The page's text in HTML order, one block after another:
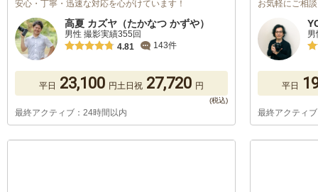
安心・丁寧・迅速な対応を心がけています！
高夏 カズヤ（たかなつ かずや）
男性 撮影実績355回
4.81
143件
平日 23,100 円土日祝 27,720 円
最終アクティブ：24時間以内
お気軽にご相
平日
最終アクティ